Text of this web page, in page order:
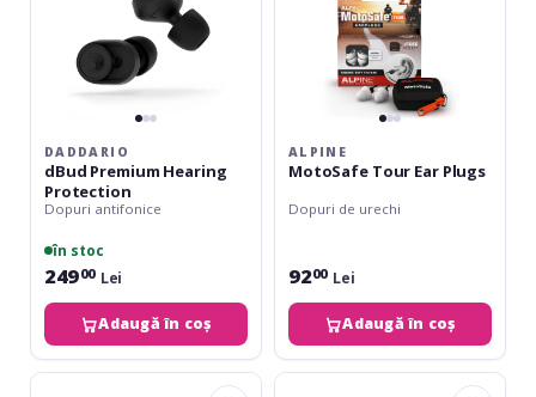
DADDARIO
dBud Premium Hearing
Protection
Dopuri antifonice
în stoc
24900 Lei
Adaugă în coș
ALPINE
MotoSafe Tour Ear Plugs
Dopuri de urechi
9200 Lei
Adaugă în coș
TGI
Alpine